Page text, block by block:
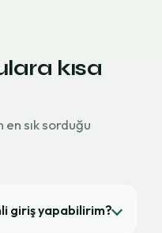
kısa
sık sorduğu
giriş yapabilirim?